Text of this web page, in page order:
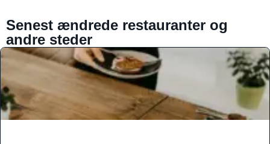
Senest ændrede restauranter og
andre steder